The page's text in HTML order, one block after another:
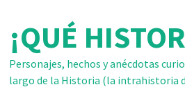
contenido
¡QUÉ
Personajes, hechos y anécdotas
largo de la Historia (la intrahistoria